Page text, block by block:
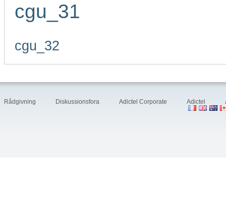
cgu_31
cgu_32
Rådgivning Diskussionsfora Adictel Corporate Adictel